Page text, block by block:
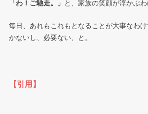
「わ！ご馳走。」 と、家族の笑顔が浮かぶわ
毎日、あれもこれもとなることが大事なわ
かないし、必要ない、と。
【引用】